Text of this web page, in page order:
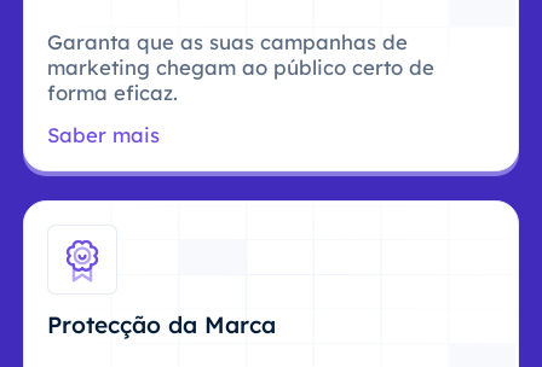
Garanta que as suas campanhas de
marketing chegam ao público certo de
forma eficaz.
Saber mais
Protecção da Marca